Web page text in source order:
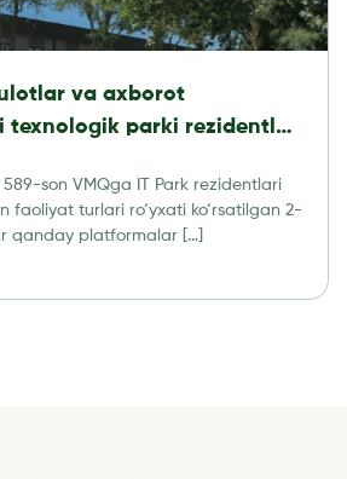
va axborot
parki rezidentlari
RO’YXATI
son VMQga IT Park rezidentlari
faoliyat turlari ro‘yxati ko‘rsatilgan 2-
qanday platformalar […]